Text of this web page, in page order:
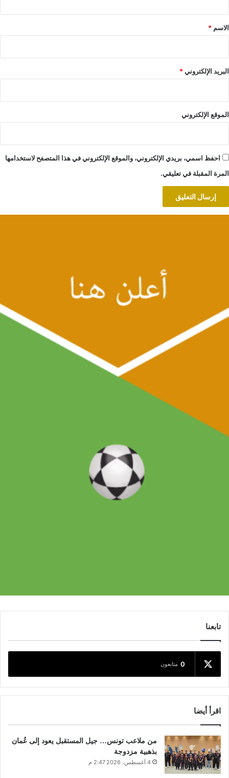
*
الاسم *
البريد الإلكتروني*
الموقع الإلكتروني
احفظ اسمي، بريدي الإلكتروني، والموقع الإلكتروني في هذا المتصفح لاستخدامها
المرة المقبلة في تعليقي.
تابعنا
0 متابعون
اقرأ أيضا
من ملاعب تونس… جيل المستقبل يعود إلى عُمان
بذهبية مزدوجة
4 أغسطس، 2026 2:47 م